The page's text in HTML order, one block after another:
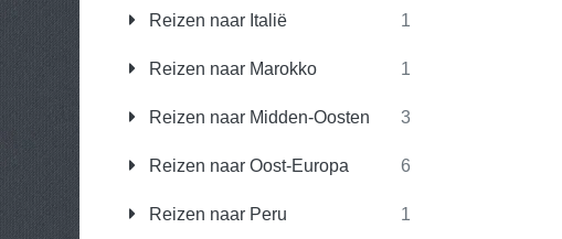
Reizen naar Italië 1
Reizen naar Marokko 1
Reizen naar Midden-Oosten 3
Reizen naar Oost-Europa 6
Reizen naar Peru 1